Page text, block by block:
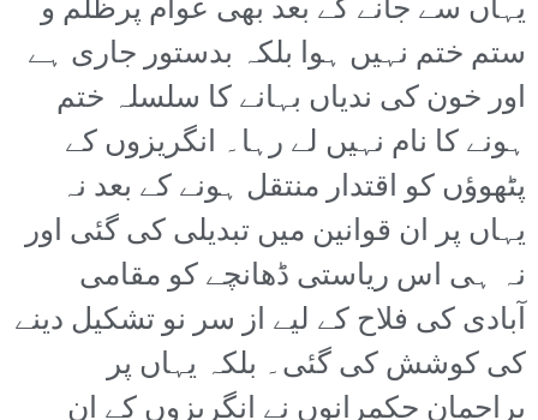
یہاں سے جانے کے بعد بھی عوام پرظلم و
ستم ختم نہیں ہوا بلکہ بدستور جاری ہے
اور خون کی ندیاں بہانے کا سلسلہ ختم
ہونے کا نام نہیں لے رہا۔ انگریزوں کے
پٹھوؤں کو اقتدار منتقل ہونے کے بعد نہ
یہاں پر ان قوانین میں تبدیلی کی گئی اور
نہ ہی اس ریاستی ڈھانچے کو مقامی
آبادی کی فلاح کے لیے از سر نو تشکیل دینے
کی کوشش کی گئی۔ بلکہ یہاں پر